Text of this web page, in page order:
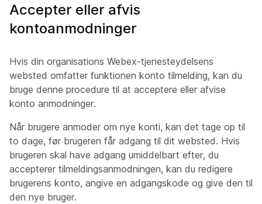
Accepter eller afvis
kontoanmodninger
Hvis din organisations Webex-tjenesteydelsens
websted omfatter funktionen konto tilmelding, kan du
bruge denne procedure til at acceptere eller afvise
konto anmodninger.
Når brugere anmoder om nye konti, kan det tage op til
to dage, før brugeren får adgang til dit websted. Hvis
brugeren skal have adgang umiddelbart efter, du
accepterer tilmeldingsanmodningen, kan du redigere
brugerens konto, angive en adgangskode og give den til
den nye bruger.